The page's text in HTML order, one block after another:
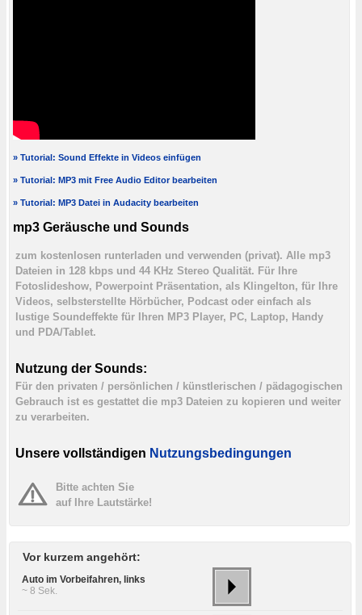
» Tutorial: Sound Effekte in Videos einfügen
» Tutorial: MP3 mit Free Audio Editor bearbeiten
» Tutorial: MP3 Datei in Audacity bearbeiten
mp3 Geräusche und Sounds
zum kostenlosen runterladen und verwenden (privat). Alle mp3
Dateien in 128 kbps und 44 KHz Stereo Qualität. Für Ihre
Fotoslideshow, Powerpoint Präsentation, als Klingelton, für Ihre
Videos, selbsterstellte Hörbücher, Podcast oder einfach als
lustige Soundeffekte für Ihren MP3 Player, PC, Laptop, Handy
und PDA/Tablet.
Nutzung der Sounds:
Für den privaten / persönlichen / künstlerischen / pädagogischen
Gebrauch ist es gestattet die mp3 Dateien zu kopieren und weiter
zu verarbeiten.
Unsere vollständigen Nutzungsbedingungen
Bitte achten Sie
auf Ihre Lautstärke!
Vor kurzem angehört:
Auto im Vorbeifahren, links
~ 8 Sek.